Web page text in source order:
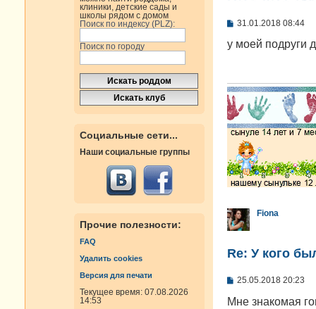
клиники, детские сады и
школы рядом с домом
Поиск по индексу (PLZ):
Поиск по городу
Социальные сети...
Наши социальные группы
Прочие полезности:
FAQ
Удалить cookies
Версия для печати
Текущее время: 07.08.2026
14:53
С
о
н
и
е
31.01.2018 08:44
у моей подруги
Fiona
Re: У кого
С
о
25.05.2018 20:23
Мне знакомая